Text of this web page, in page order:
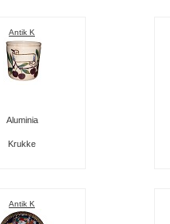
Antik K
Aluminia
Krukke
Antik K